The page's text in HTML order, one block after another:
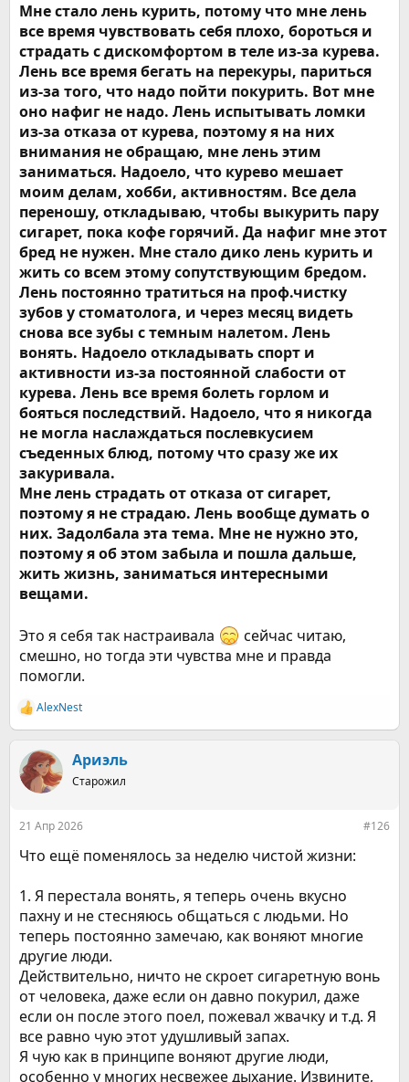
Мне стало лень курить, потому что мне лень
все время чувствовать себя плохо, бороться и
страдать с дискомфортом в теле из-за курева.
Лень все время бегать на перекуры, париться
из-за того, что надо пойти покурить. Вот мне
оно нафиг не надо. Лень испытывать ломки
из-за отказа от курева, поэтому я на них
внимания не обращаю, мне лень этим
заниматься. Надоело, что курево мешает
моим делам, хобби, активностям. Все дела
переношу, откладываю, чтобы выкурить пару
сигарет, пока кофе горячий. Да нафиг мне этот
бред не нужен. Мне стало дико лень курить и
жить со всем этому сопутствующим бредом.
Лень постоянно тратиться на проф.чистку
зубов у стоматолога, и через месяц видеть
снова все зубы с темным налетом. Лень
вонять. Надоело откладывать спорт и
активности из-за постоянной слабости от
курева. Лень все время болеть горлом и
бояться последствий. Надоело, что я никогда
не могла наслаждаться послевкусием
съеденных блюд, потому что сразу же их
закуривала.
Мне лень страдать от отказа от сигарет,
поэтому я не страдаю. Лень вообще думать о
них. Задолбала эта тема. Мне не нужно это,
поэтому я об этом забыла и пошла дальше,
жить жизнь, заниматься интересными
вещами.
Это я себя так настраивала
сейчас читаю,
смешно, но тогда эти чувства мне и правда
помогли.
Р
е
к
ц
и
AlexNest
Ариэль
Старожил
21 Апр 2026 #126
Что ещё поменялось за неделю чистой жизни:
1. Я перестала вонять, я теперь очень вкусно
пахну и не стесняюсь общаться с людьми. Но
теперь постоянно замечаю, как воняют многие
другие люди.
Действительно, ничто не скроет сигаретную вонь
от человека, даже если он давно покурил, даже
если он после этого поел, пожевал жвачку и т.д. Я
все равно чую этот удушливый запах.
Я чую как в принципе воняют другие люди,
особенно у многих несвежее дыхание. Извините,